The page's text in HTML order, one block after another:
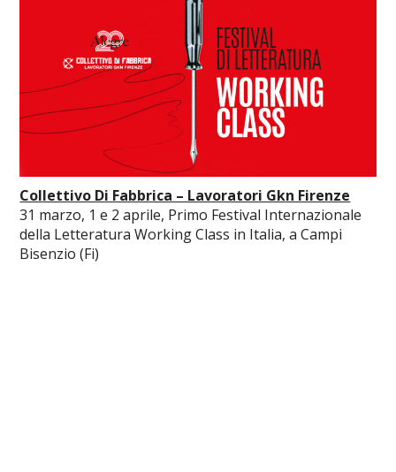
Collettivo Di Fabbrica – Lavoratori Gkn Firenze
31 marzo, 1 e 2 aprile, Primo Festival Internazionale
della Letteratura Working Class in Italia, a Campi
Bisenzio (Fi)